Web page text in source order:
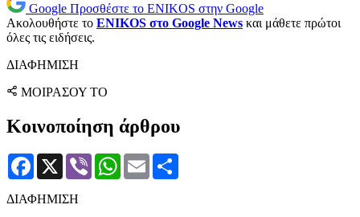
Google Προσθέστε το ENIKOS στην Google
Ακολουθήστε το ENIKOS στο Google News και μάθετε πρώτοι
όλες τις ειδήσεις.
ΔΙΑΦΗΜΙΣΗ
ΜΟΙΡΑΣΟΥ ΤΟ
Κοινοποίηση άρθρου
Facebook
X Viber WhatsApp
Email
ΔΙΑΦΗΜΙΣΗ